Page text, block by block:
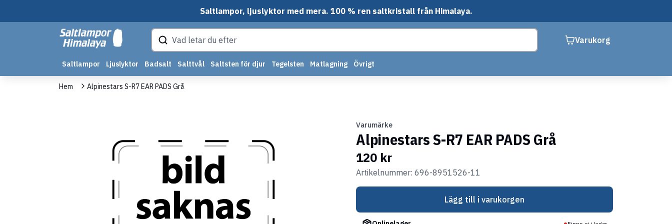
Saltlampor, ljuslyktor med mera. 100 % ren saltkristall från Himalaya.
Varukorg
Saltlampor Ljuslyktor Badsalt Salttvål Saltsten för djur Tegelsten Matlagning Övrigt
Hem Alpinestars S-R7 EAR PADS Grå
Varumärke
Alpinestars S-R7 EAR PADS Grå
120 kr
Artikelnummer: 696-8951526-11
Lägg till i varukorgen